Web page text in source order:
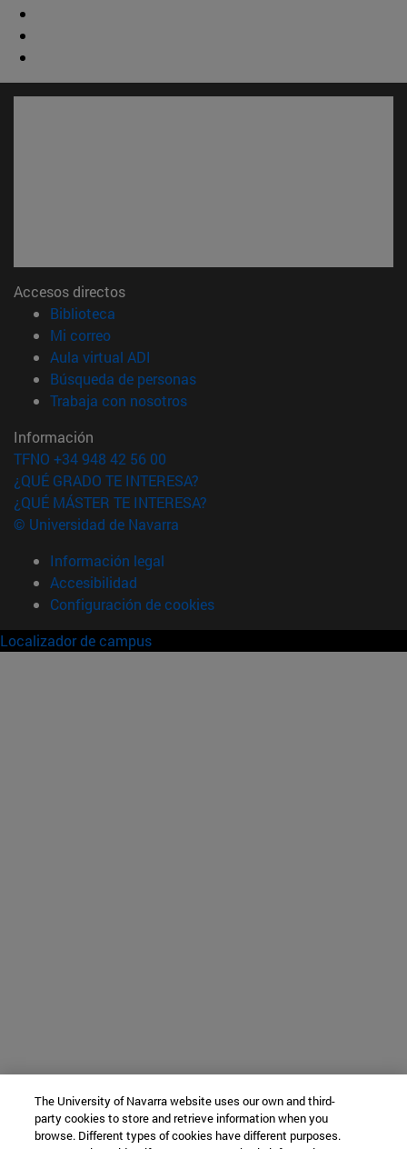
Accesos directos
Biblioteca
Mi correo(abre en nueva ventana)
Aula virtual ADI
Búsqueda de personas(abre en nueva ventana)
Trabaja con nosotros(abre en nueva ventana)
Información
TFNO +34 948 42 56 00
¿QUÉ GRADO TE INTERESA?
¿QUÉ MÁSTER TE INTERESA?
© Universidad de Navarra
Información legal
Accesibilidad
Configuración de cookies
Localizador de campus
The University of Navarra website uses our own and third-
party cookies to store and retrieve information when you
browse. Different types of cookies have different purposes.